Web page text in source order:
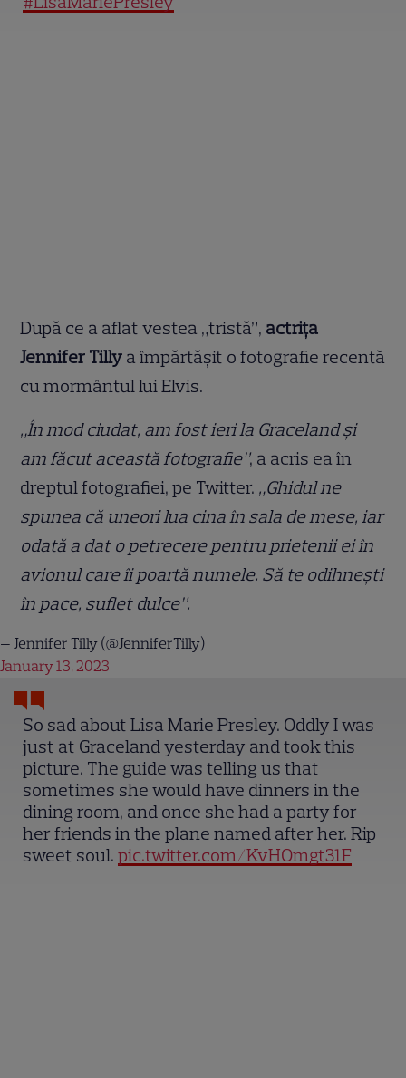
După ce a aflat vestea „tristă”, actrița
Jennifer Tilly a împărtășit o fotografie recentă
cu mormântul lui Elvis.
„În mod ciudat, am fost ieri la Graceland și
am făcut această fotografie”, a acris ea în
dreptul fotografiei, pe Twitter. „Ghidul ne
spunea că uneori lua cina în sala de mese, iar
odată a dat o petrecere pentru prietenii ei în
avionul care îi poartă numele. Să te odihnești
în pace, suflet dulce”.
So sad about Lisa Marie Presley. Oddly I was
just at Graceland yesterday and took this
picture. The guide was telling us that
sometimes she would have dinners in the
dining room, and once she had a party for
her friends in the plane named after her. Rip
sweet soul.pic.twitter.com/KvHOmgt31F
— Jennifer Tilly (@JenniferTilly)
January 13, 2023